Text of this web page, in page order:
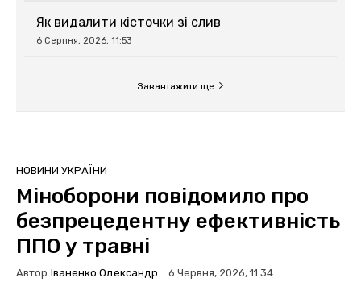
Як видалити кісточки зі слив
6 Серпня, 2026, 11:53
Завантажити ще